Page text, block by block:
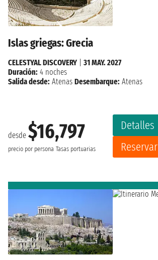
Islas griegas: Grecia
desde $16,797
precio por persona Tasas portuarias
Detalles
Reservar
CELESTYAL DISCOVERY
31 MAY. 2027
Duración: 4 noches
Salida desde: Atenas Desembarque: Atenas